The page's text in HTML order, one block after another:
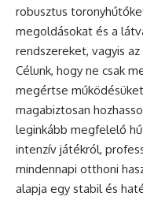
robusztus
megoldásokat és a
rendszereket, vagyis
Célunk, hogy ne csak
megértse
magabiztosan
leginkább megfelelő
intenzív játékról,
mindennapi otthoni
alapja egy stabil és